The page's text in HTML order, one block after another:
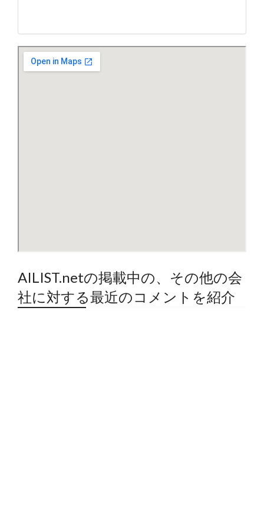
AILIST.netの掲載中の、その他の会
社に対する最近のコメントを紹介